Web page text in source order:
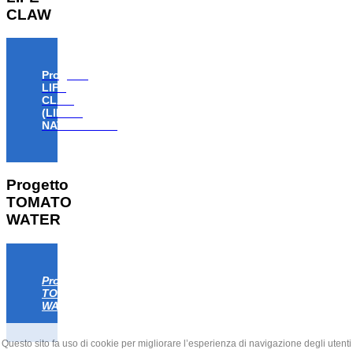
CLAW
Progetto
LIFE
CLAW
(LIFE18
NAT/IT/000806)
Progetto
TOMATO
WATER
Progetto
TOMATO
WATER
Questo sito fa uso di cookie per migliorare l’esperienza di navigazione degli utenti